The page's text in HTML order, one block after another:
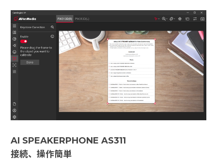
AI SPEAKERPHONE AS311
接続、操作簡単